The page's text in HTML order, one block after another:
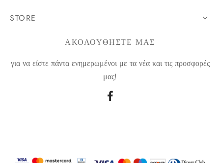
STORE
ΑΚΟΛΟΥΘΗΣΤΕ ΜΑΣ
για να είστε πάντα ενημερωμένοι με τα νέα και τις προσφορές
μας!